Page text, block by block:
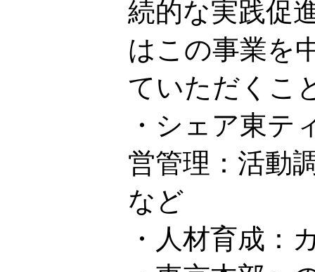
続的な実践促
はこの事業を
ていただくこ
・シェア東テ
営管理：活動
など
・人材育成：